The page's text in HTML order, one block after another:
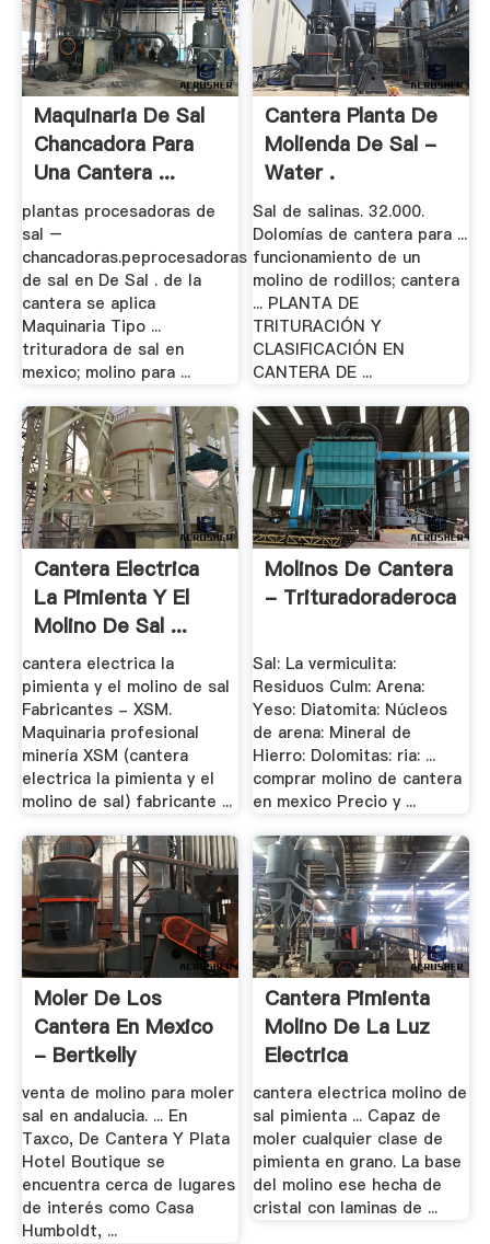
Maquinaria De Sal
Chancadora Para
Una Cantera ...
plantas procesadoras de
sal –
chancadoras.peprocesadoras
de sal en De Sal . de la
cantera se aplica
Maquinaria Tipo ...
trituradora de sal en
mexico; molino para ...
Cantera Planta De
Molienda De Sal -
Water .
Sal de salinas. 32.000.
Dolomías de cantera para ...
funcionamiento de un
molino de rodillos; cantera
... PLANTA DE
TRITURACIÓN Y
CLASIFICACIÓN EN
CANTERA DE ...
Cantera Electrica
La Pimienta Y El
Molino De Sal ...
cantera electrica la
pimienta y el molino de sal
Fabricantes - XSM.
Maquinaria profesional
minería XSM (cantera
electrica la pimienta y el
molino de sal) fabricante ...
Molinos De Cantera
- Trituradoraderoca
Sal: La vermiculita:
Residuos Culm: Arena:
Yeso: Diatomita: Núcleos
de arena: Mineral de
Hierro: Dolomitas: ria: ...
comprar molino de cantera
en mexico Precio y ...
Moler De Los
Cantera En Mexico
- Bertkelly
venta de molino para moler
sal en andalucia. ... En
Taxco, De Cantera Y Plata
Hotel Boutique se
encuentra cerca de lugares
de interés como Casa
Humboldt, ...
Cantera Pimienta
Molino De La Luz
Electrica
cantera electrica molino de
sal pimienta ... Capaz de
moler cualquier clase de
pimienta en grano. La base
del molino ese hecha de
cristal con laminas de ...